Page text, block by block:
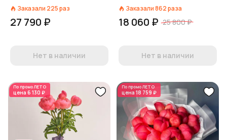
Заказали 225раз
27 790 ₽
Нет в наличии
Заказали862раза
18 060 ₽ 25 800 ₽
Нет в наличии
По промоЛЕТО
цена 6 130 ₽
По промоЛЕТО
цена 18 759 ₽